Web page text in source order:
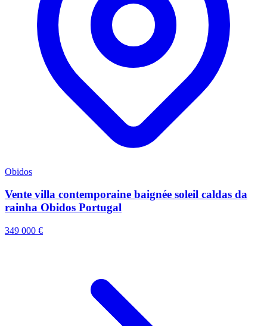
Obidos
Vente villa contemporaine baignée soleil caldas da
rainha Obidos Portugal
349 000 €